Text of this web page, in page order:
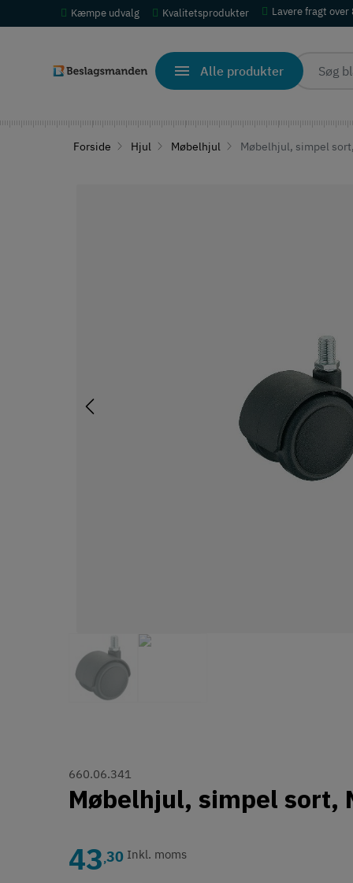
Kæmpe udvalg Kvalitetsprodukter Lavere fragt
Alle produkter
Forside Hjul Møbelhjul Møbelhjul, simpel
660.06.341
Møbelhjul, simpel sort,
43,30 Inkl. moms